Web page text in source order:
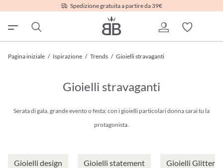
Spedizione gratuita a partire da 39€
Pagina iniziale / Ispirazione / Trends / Gioielli stravaganti
Gioielli stravaganti
Serata di gala, grande evento o festa: con i gioielli particolari donna sarai tu la
protagonista.
Gioielli design Gioielli statement Gioielli